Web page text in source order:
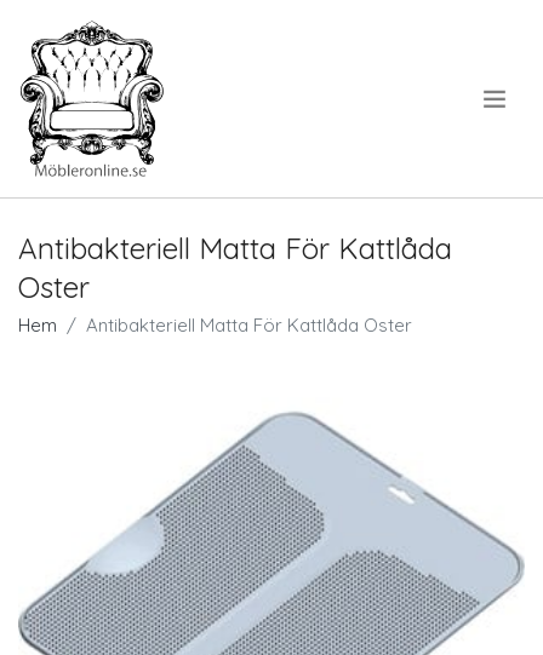
Antibakteriell Matta För Kattlåda
Oster
Hem Antibakteriell Matta För Kattlåda Oster